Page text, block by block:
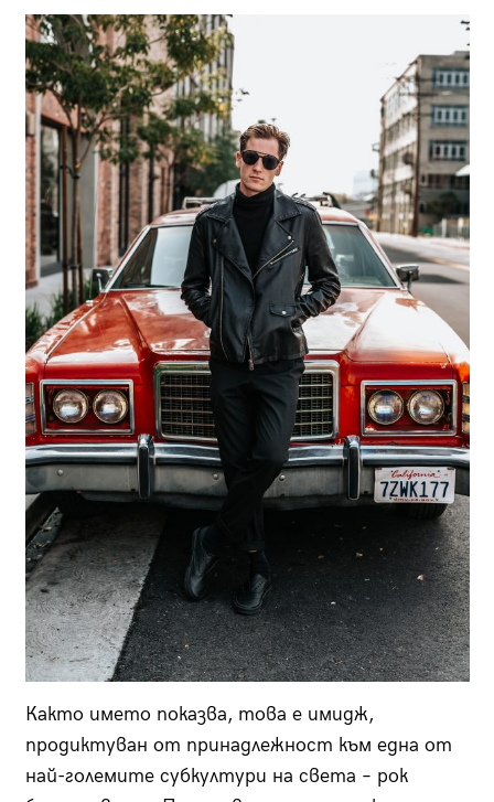
Както името показва, това е имидж,
продиктуван от принадлежност към една от
най-големите субкултури на света – рок